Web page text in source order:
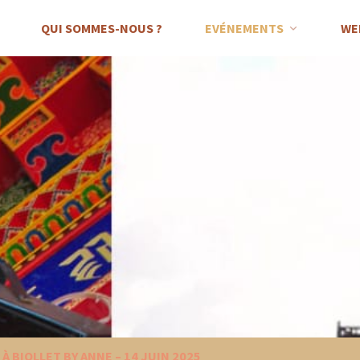
QUI SOMMES-NOUS ? EVÉNEMENTS
BIOLLET BY ANNE – 14 JUIN 2025